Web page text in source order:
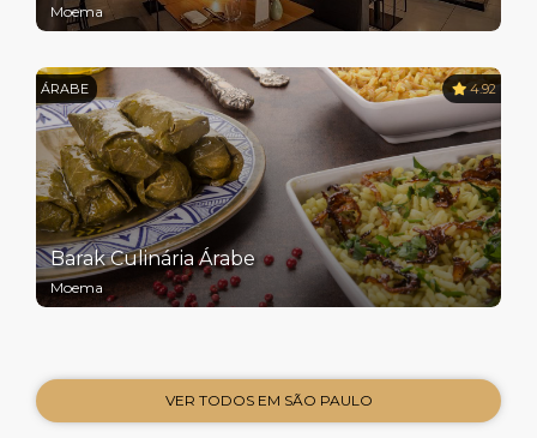
Moema
ÁRABE 4.92
Barak Culinária Árabe
Moema
VER TODOS EM SÃO PAULO